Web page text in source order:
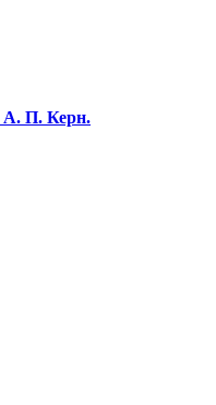
А. П. Керн.